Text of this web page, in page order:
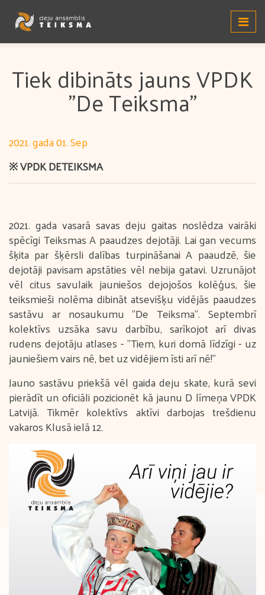
Tiek dibināts jauns VPDK
"De Teiksma"
2021. gada 01. Sep
※ VPDK DETEIKSMA
2021. gada vasarā savas deju gaitas noslēdza vairāki
spēcīgi Teiksmas A paaudzes dejotāji. Lai gan vecums
šķita par šķērsli dalības turpināšanai A paaudzē, šie
dejotāji pavisam apstāties vēl nebija gatavi. Uzrunājot
vēl citus savulaik jauniešos dejojošos kolēģus, šie
teiksmieši nolēma dibināt atsevišķu vidējās paaudzes
sastāvu ar nosaukumu "De Teiksma". Septembrī
kolektīvs uzsāka savu darbību, sarīkojot arī divas
rudens dejotāju atlases - "Tiem, kuri domā līdzīgi - uz
jauniešiem vairs nē, bet uz vidējiem īsti arī nē!"
Jauno sastāvu priekšā vēl gaida deju skate, kurā sevi
pierādīt un oficiāli pozicionēt kā jaunu D līmeņa VPDK
Latvijā. Tikmēr kolektīvs aktīvi darbojas trešdienu
vakaros Klusā ielā 12.